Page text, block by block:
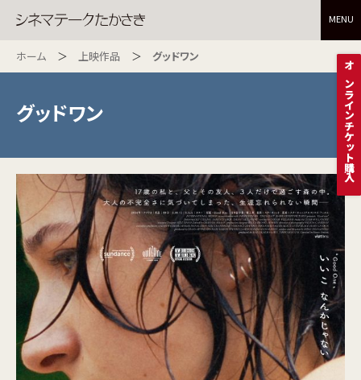
MENU
オンラインチケット購入
ホーム 上映作品 グッドワン
グッドワン